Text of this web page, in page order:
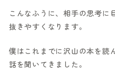
こんなふうに、相手の思考に
抜きやすくなります。
僕はこれまでに沢山の本を読
話を聞いてきました。